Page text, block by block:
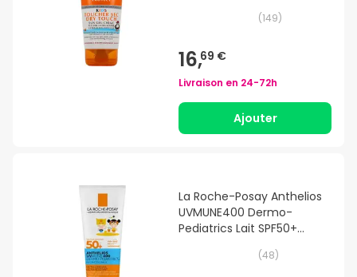
(149)
16,69 €
Livraison en 24-72h
Ajouter
La Roche-Posay Anthelios
UVMUNE400 Dermo-
Pediatrics Lait SPF50+
(48)